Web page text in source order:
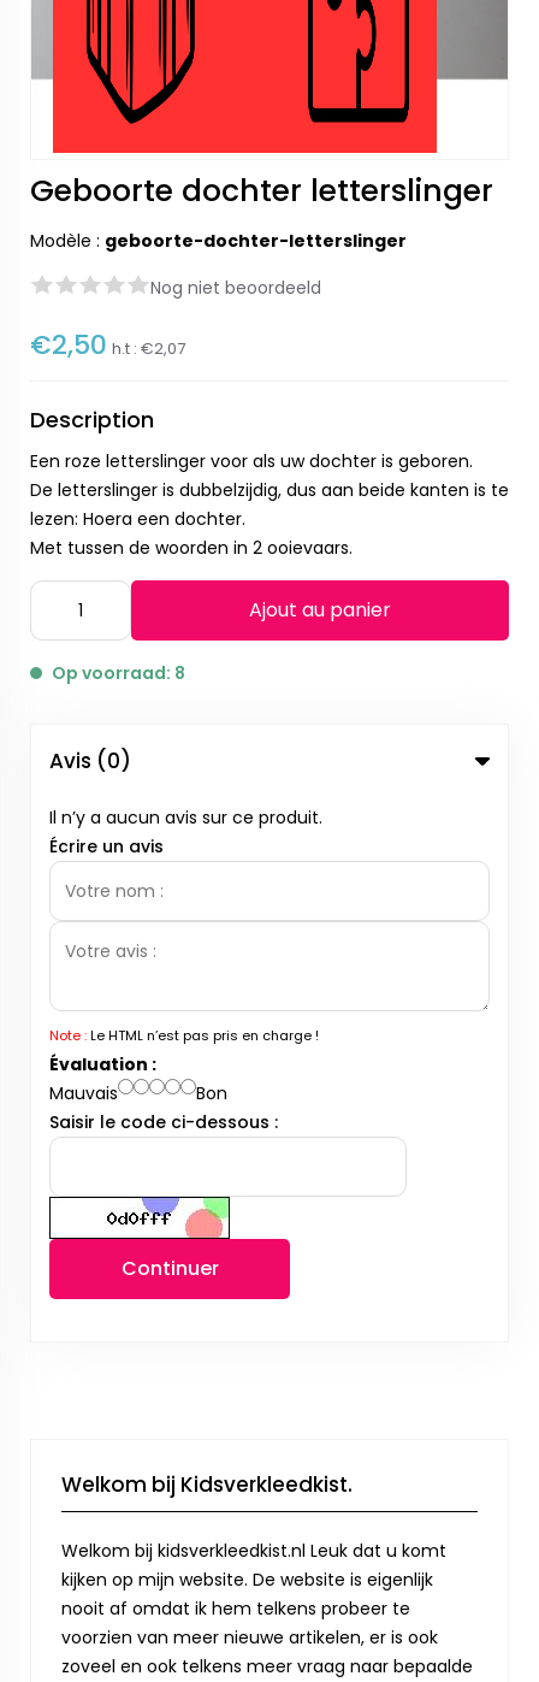
Geboorte dochter letterslinger
Modèle : geboorte-dochter-letterslinger
Nog niet beoordeeld
€2,50 h.t : €2,07
Description
Een roze letterslinger voor als uw dochter is geboren.
De letterslinger is dubbelzijdig, dus aan beide kanten is te
lezen: Hoera een dochter.
Met tussen de woorden in 2 ooievaars.
Ajout au panier
Op voorraad: 8
Avis (0)
Il n’y a aucun avis sur ce produit.
Écrire un avis
Note :Le HTML n’est pas pris en charge !
Évaluation :
Mauvais
Bon
Saisir le code ci-dessous :
Continuer
Welkom bij Kidsverkleedkist.
Welkom bij kidsverkleedkist.nl Leuk dat u komt
kijken op mijn website. De website is eigenlijk
nooit af omdat ik hem telkens probeer te
voorzien van meer nieuwe artikelen, er is ook
zoveel en ook telkens meer vraag naar bepaalde